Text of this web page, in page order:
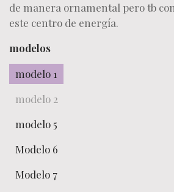
de manera ornamental pero tb
este centro de energía.
modelos
modelo 1
modelo 2
modelo 5
Modelo 6
Modelo 7